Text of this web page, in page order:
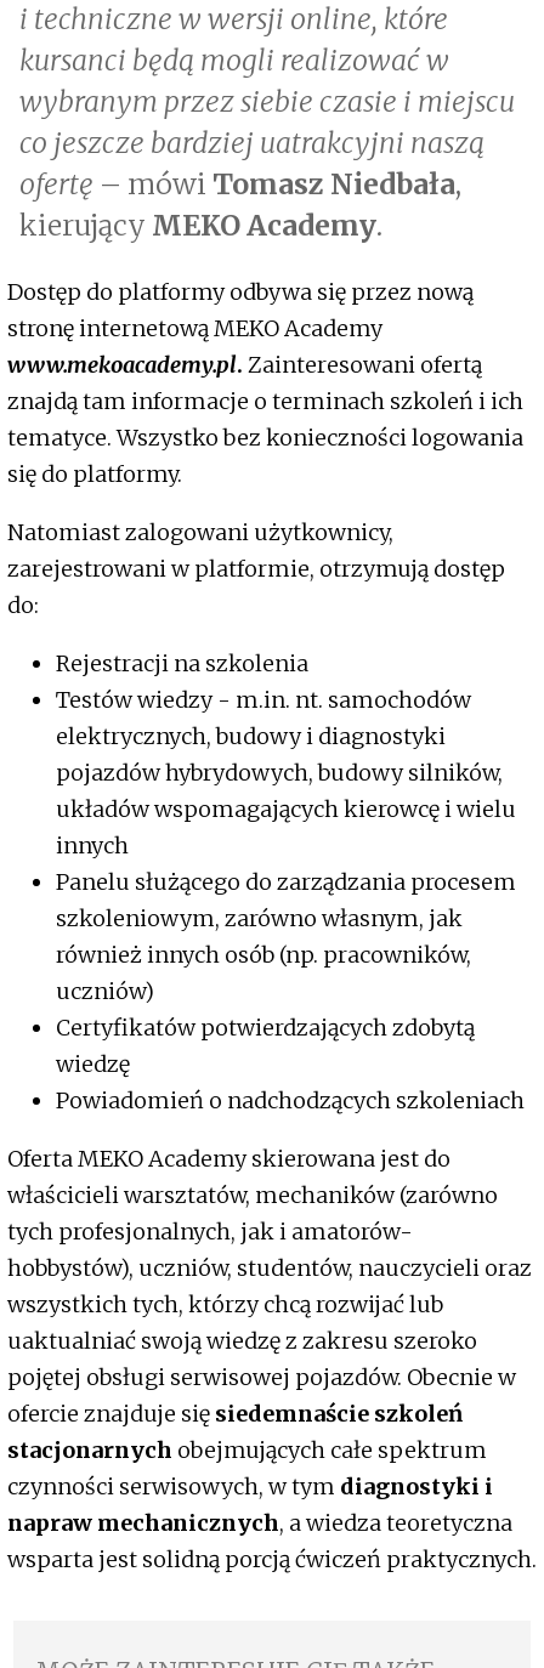
i techniczne w wersji online, które
kursanci będą mogli realizować w
wybranym przez siebie czasie i miejscu
co jeszcze bardziej uatrakcyjni naszą
ofertę – mówi Tomasz Niedbała,
kierujący MEKO Academy.
Dostęp do platformy odbywa się przez nową
stronę internetową MEKO Academy
www.mekoacademy.pl. Zainteresowani ofertą
znajdą tam informacje o terminach szkoleń i ich
tematyce. Wszystko bez konieczności logowania
się do platformy.
Natomiast zalogowani użytkownicy,
zarejestrowani w platformie, otrzymują dostęp
do:
Rejestracji na szkolenia
Testów wiedzy - m.in. nt. samochodów
elektrycznych, budowy i diagnostyki
pojazdów hybrydowych, budowy silników,
układów wspomagających kierowcę i wielu
innych
Panelu służącego do zarządzania procesem
szkoleniowym, zarówno własnym, jak
również innych osób (np. pracowników,
uczniów)
Certyfikatów potwierdzających zdobytą
wiedzę
Powiadomień o nadchodzących szkoleniach
Oferta MEKO Academy skierowana jest do
właścicieli warsztatów, mechaników (zarówno
tych profesjonalnych, jak i amatorów-
hobbystów), uczniów, studentów, nauczycieli oraz
wszystkich tych, którzy chcą rozwijać lub
uaktualniać swoją wiedzę z zakresu szeroko
pojętej obsługi serwisowej pojazdów. Obecnie w
ofercie znajduje się siedemnaście szkoleń
stacjonarnych obejmujących całe spektrum
czynności serwisowych, w tym diagnostyki i
napraw mechanicznych, a wiedza teoretyczna
wsparta jest solidną porcją ćwiczeń praktycznych.